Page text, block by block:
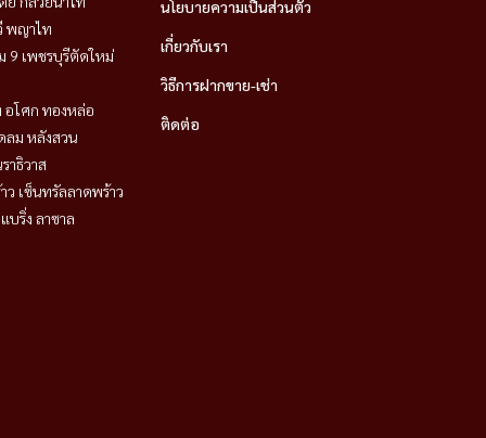
พญาไท
9 เพชรบุรีตัดใหม่
อโศก ทองหล่อ
ลม หลังสวน
าธิวาส
ว เซ็นทรัลลาดพร้าว
บริ่ง ลาซาล
นโยบายความเป็นส่วนตัว
เกี่ยวกับเรา
วิธีการฝากขาย-เช่า
ติดต่อ